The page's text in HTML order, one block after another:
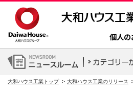
個人の
大和ハウス工業トップ 大和ハウス工業のリリース